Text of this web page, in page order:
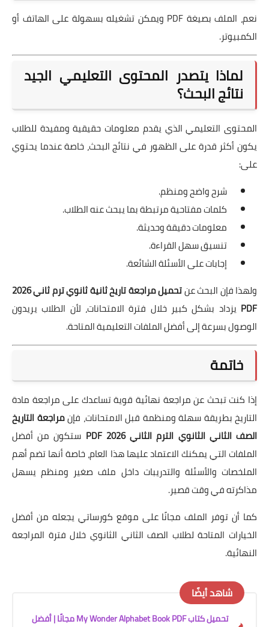
نعم، الملف بصيغة PDF ويمكن تشغيله بسهولة على الهاتف أو
الكمبيوتر.
لماذا يتصدر المحتوى التعليمي الجيد
نتائج البحث؟
المحتوى التعليمي الذي يقدم معلومات حقيقية ومفيدة للطلاب
يكون أكثر قدرة على الظهور في نتائج البحث، خاصة عندما يحتوي
على:
شرح واضح ومنظم.
كلمات مفتاحية مرتبطة بما يبحث عنه الطلاب.
معلومات دقيقة وحديثة.
تنسيق سهل القراءة.
إجابات على الأسئلة الشائعة.
ولهذا فإن البحث عن
تحميل مراجعة تاريخ ثانية ثانوي ترم ثاني 2026
PDF يزداد بشكل كبير خلال فترة الامتحانات، لأن الطلاب يريدون
الوصول بسرعة إلى أفضل الملفات التعليمية المتاحة.
خاتمة
إذا كنت تبحث عن مراجعة نهائية قوية تساعدك على مراجعة مادة
التاريخ بطريقة سهلة ومنظمة قبل الامتحانات، فإنمراجعة التاريخ
الصف الثاني الثانوي الترم الثاني 2026 PDF
ستكون من أفضل
الملفات التي يمكنك الاعتماد عليها هذا العام، خاصة أنها تضم أهم
الملخصات والأسئلة والتدريبات داخل ملف صغير ومنظم يسهل
مذاكرته في وقت قصير.
كما أن توفر الملف مجانًا على موقع كورساتي يجعله من أفضل
الخيارات المتاحة لطلاب الصف الثاني الثانوي خلال فترة المراجعة
النهائية.
شاهد أيضًا
تحميل كتاب My Wonder Alphabet Book PDF مجانًا | أفضل